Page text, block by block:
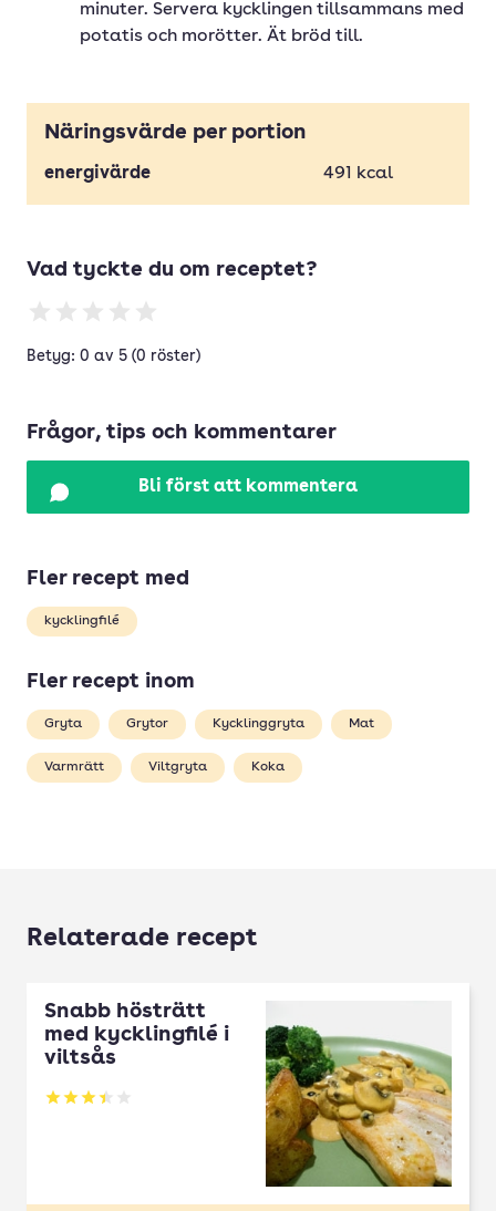
minuter. Servera kycklingen tillsammans med
potatis och morötter. Ät bröd till.
Näringsvärde per portion
energivärde 491 kcal
Vad tyckte du om receptet?
Betyg: 0 av 5 (0 röster)
Frågor, tips och kommentarer
Bli först att kommentera
Fler recept med
kycklingfilé
Fler recept inom
Gryta Grytor Kycklinggryta Mat
Varmrätt Viltgryta Koka
Relaterade recept
Snabb hösträtt
med kycklingfilé i
viltsås
Betyg: 3.43 av 5